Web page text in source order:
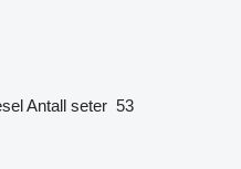
Antall seter 53